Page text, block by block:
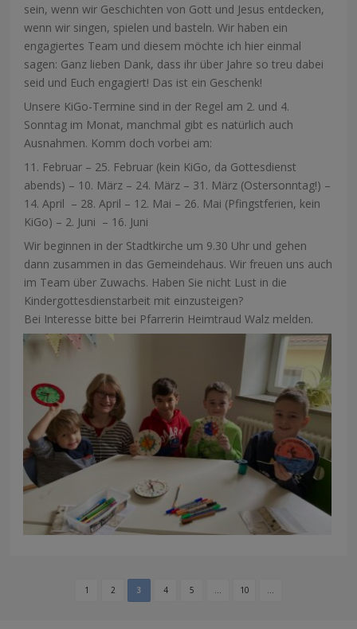
sein, wenn wir Geschichten von Gott und Jesus entdecken,
wenn wir singen, spielen und basteln. Wir haben ein
engagiertes Team und diesem möchte ich hier einmal
sagen: Ganz lieben Dank, dass ihr über Jahre so treu dabei
seid und Euch engagiert! Das ist ein Geschenk!
Unsere KiGo-Termine sind in der Regel am 2. und 4.
Sonntag im Monat, manchmal gibt es natürlich auch
Ausnahmen. Komm doch vorbei am:
11. Februar – 25. Februar (kein KiGo, da Gottesdienst
abends) – 10. März – 24. März – 31. März (Ostersonntag!) –
14. April – 28. April – 12. Mai – 26. Mai (Pfingstferien, kein
KiGo) – 2. Juni – 16. Juni
Wir beginnen in der Stadtkirche um 9.30 Uhr und gehen
dann zusammen in das Gemeindehaus. Wir freuen uns auch
im Team über Zuwachs. Haben Sie nicht Lust in die
Kindergottesdienstarbeit mit einzusteigen?
Bei Interesse bitte bei Pfarrerin Heimtraud Walz melden.
1 2 3 4 5 ... 10 ...